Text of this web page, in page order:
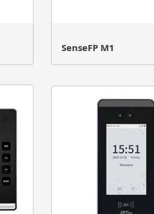
SenseFP M1